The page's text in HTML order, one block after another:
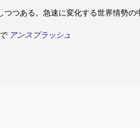
つある。急速に変化する世界情勢の
アンスプラッシュ